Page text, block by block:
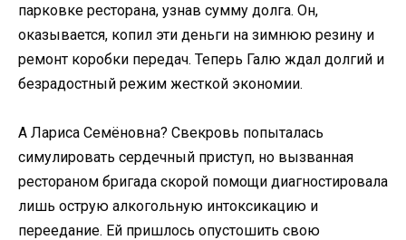
парковке ресторана, узнав сумму долга. Он,
оказывается, копил эти деньги на зимнюю резину и
ремонт коробки передач. Теперь Галю ждал долгий и
безрадостный режим жесткой экономии.
А Лариса Семёновна? Свекровь попыталась
симулировать сердечный приступ, но вызванная
рестораном бригада скорой помощи диагностировала
лишь острую алкогольную интоксикацию и
переедание. Ей пришлось опустошить свою